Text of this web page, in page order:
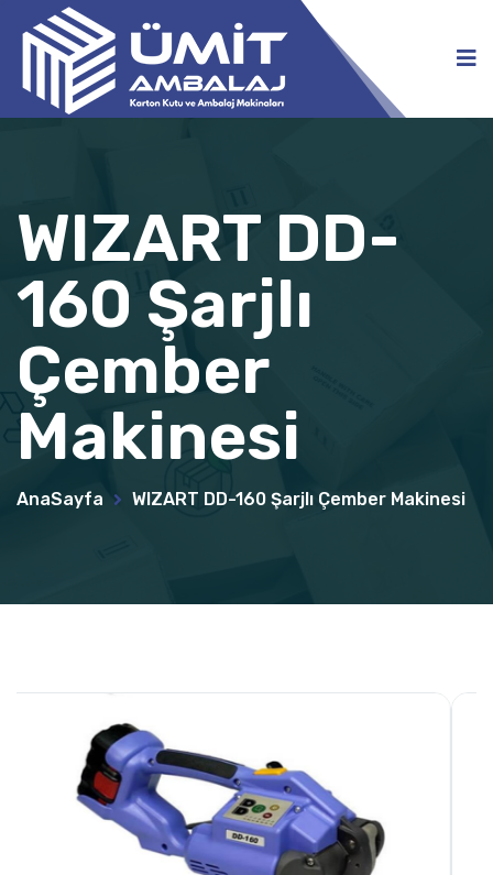
WIZART DD-
160 Şarjlı
Çember
Makinesi
AnaSayfa WIZART DD-160 Şarjlı Çember Makinesi